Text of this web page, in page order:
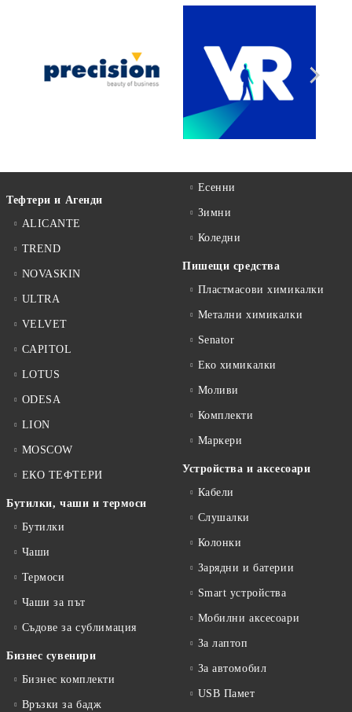
Тефтери и Агенди
ALICANTE
TREND
NOVASKIN
ULTRA
VELVET
CAPITOL
LOTUS
ODESA
LION
MOSCOW
ЕКО ТЕФТЕРИ
Бутилки, чаши и термоси
Бутилки
Чаши
Термоси
Чаши за път
Съдове за сублимация
Бизнес сувенири
Бизнес комплекти
Връзки за бадж
Есенни
Зимни
Коледни
Пишещи средства
Пластмасови химикалки
Метални химикалки
Senator
Еко химикалки
Моливи
Комплекти
Маркери
Устройства и аксесоари
Кабели
Слушалки
Колонки
Зарядни и батерии
Smart устройства
Мобилни аксесоари
За лаптоп
За автомобил
USB Памет